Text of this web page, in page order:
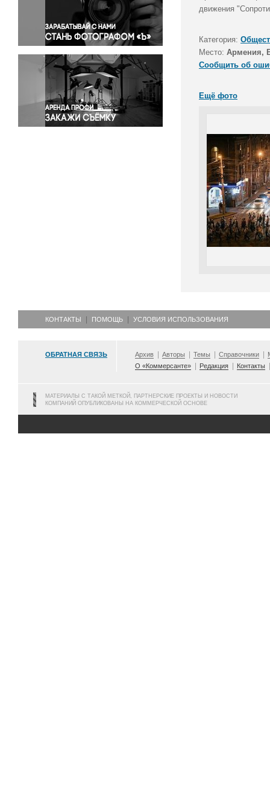
Правосудие
Происшествия и конфликты
Религия
Светская жизнь
Спорт
Экология
Экономика и бизнес
движения
Категория:
Место: Армения,
Сообщить об
Ещё фото
КОНТАКТЫ ПОМОЩЬ УСЛОВИЯ ИСПОЛЬЗОВАНИЯ
ОБРАТНАЯ СВЯЗЬ Архив Авторы Темы Справочники
О «Коммерсанте»
Редакция Контакты
МАТЕРИАЛЫ С ТАКОЙ МЕТКОЙ, ПАРТНЕРСКИЕ ПРОЕКТЫ И НОВОСТИ
КОМПАНИЙ ОПУБЛИКОВАНЫ НА КОММЕРЧЕСКОЙ ОСНОВЕ